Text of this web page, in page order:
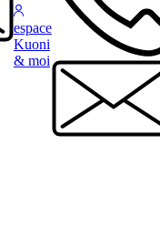
espace
Kuoni
& moi